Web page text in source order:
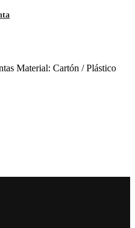
Material: Cartón / Plástico